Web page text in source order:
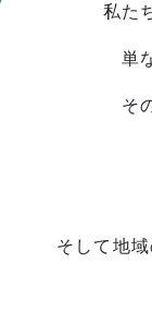
私た
単
そ
そして地